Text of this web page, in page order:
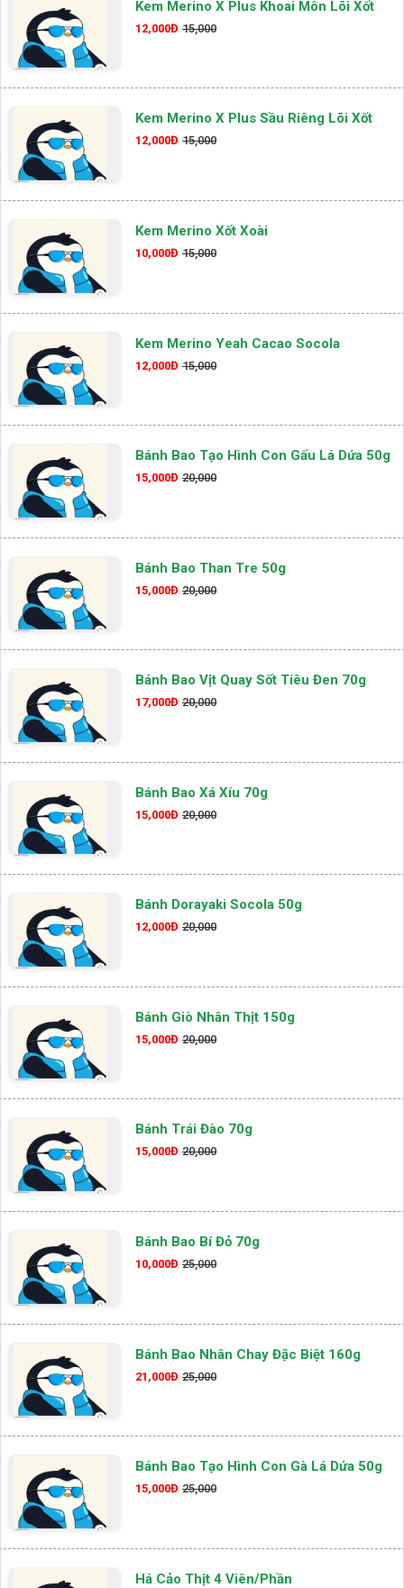
Kem Merino X Plus Khoai Môn Lõi Xốt
12,000Đ 15,000
Kem Merino X Plus Sầu Riêng Lõi Xốt
12,000Đ 15,000
Kem Merino Xốt Xoài
10,000Đ 15,000
Kem Merino Yeah Cacao Socola
12,000Đ 15,000
Bánh Bao Tạo Hình Con Gấu Lá Dứa 50g
15,000Đ 20,000
Bánh Bao Than Tre 50g
15,000Đ 20,000
Bánh Bao Vịt Quay Sốt Tiêu Đen 70g
17,000Đ 20,000
Bánh Bao Xá Xíu 70g
15,000Đ 20,000
Bánh Dorayaki Socola 50g
12,000Đ 20,000
Bánh Giò Nhân Thịt 150g
15,000Đ 20,000
Bánh Trái Đào 70g
15,000Đ 20,000
Bánh Bao Bí Đỏ 70g
10,000Đ 25,000
Bánh Bao Nhân Chay Đặc Biệt 160g
21,000Đ 25,000
Bánh Bao Tạo Hình Con Gà Lá Dứa 50g
15,000Đ 25,000
Há Cảo Thịt 4 Viên/phần